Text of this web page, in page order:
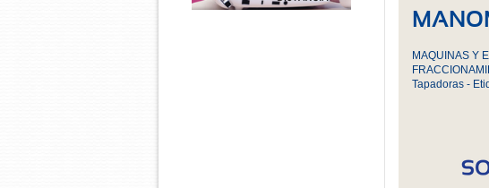
MAQUINAS Y
Tapadoras -